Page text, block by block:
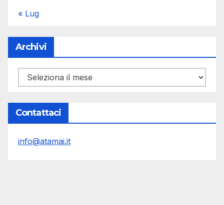
« Lug
Archivi
Archivi
Contattaci
info@atamai.it